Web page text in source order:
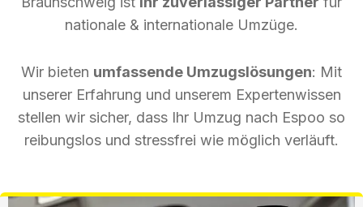
nationale & internationale Umzüge.
Wir bieten umfassende Umzugslösungen: Mit
unserer Erfahrung und unserem Expertenwissen
stellen wir sicher, dass Ihr Umzug nach Espoo so
reibungslos und stressfrei wie möglich verläuft.